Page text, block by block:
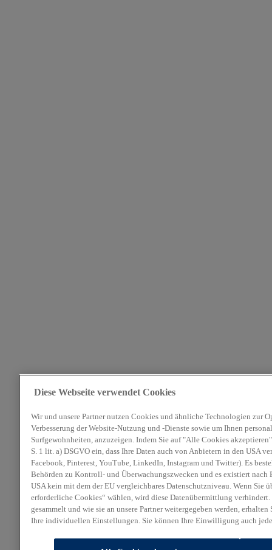
Diese Webseite verwendet Cookies
Wir und unsere Partner nutzen Cookies und ähnliche Technologien zur
Verbesserung der Website-Nutzung und -Dienste sowie um Ihnen
Surfgewohnheiten, anzuzeigen. Indem Sie auf "Alle Cookies
S. 1 lit. a) DSGVO ein, dass Ihre Daten auch von Anbietern in den USA
Facebook, Pinterest, YouTube, LinkedIn, Instagram und Twitter). Es
Behörden zu Kontroll- und Überwachungszwecken und es existiert nach
USA kein mit dem der EU vergleichbares Datenschutzniveau. Wenn Sie
erforderliche Cookies“ wählen, wird diese Datenübermittlung
gesammelt und wie sie an unsere Partner weitergegeben werden,
Ihre individuellen Einstellungen. Sie können Ihre Einwilligung auch